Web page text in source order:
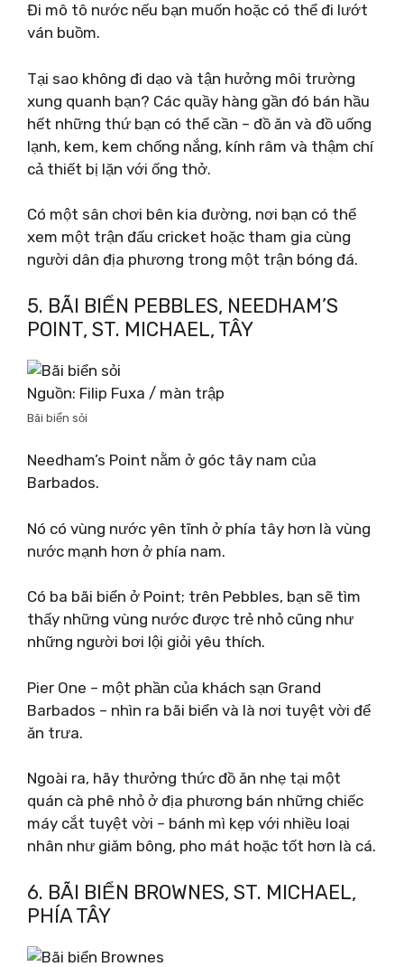
Đi mô tô nước nếu bạn muốn hoặc có thể đi lướt
ván buồm.
Tại sao không đi dạo và tận hưởng môi trường
xung quanh bạn? Các quầy hàng gần đó bán hầu
hết những thứ bạn có thể cần – đồ ăn và đồ uống
lạnh, kem, kem chống nắng, kính râm và thậm chí
cả thiết bị lặn với ống thở.
Có một sân chơi bên kia đường, nơi bạn có thể
xem một trận đấu cricket hoặc tham gia cùng
người dân địa phương trong một trận bóng đá.
5. BÃI BIỂN PEBBLES, NEEDHAM’S
POINT, ST. MICHAEL, TÂY
Nguồn: Filip Fuxa / màn trập
Bãi biển sỏi
Needham’s Point nằm ở góc tây nam của
Barbados.
Nó có vùng nước yên tĩnh ở phía tây hơn là vùng
nước mạnh hơn ở phía nam.
Có ba bãi biển ở Point; trên Pebbles, bạn sẽ tìm
thấy những vùng nước được trẻ nhỏ cũng như
những người bơi lội giỏi yêu thích.
Pier One – một phần của khách sạn Grand
Barbados – nhìn ra bãi biển và là nơi tuyệt vời để
ăn trưa.
Ngoài ra, hãy thưởng thức đồ ăn nhẹ tại một
quán cà phê nhỏ ở địa phương bán những chiếc
máy cắt tuyệt vời – bánh mì kẹp với nhiều loại
nhân như giăm bông, pho mát hoặc tốt hơn là cá.
6. BÃI BIỂN BROWNES, ST. MICHAEL,
PHÍA TÂY